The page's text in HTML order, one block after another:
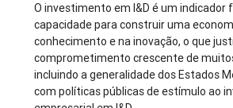
O investimento em I&D é um indicador
capacidade para construir uma
conhecimento e na inovação, o que
comprometimento crescente de
incluindo a generalidade dos Estados
com políticas públicas de estímulo ao